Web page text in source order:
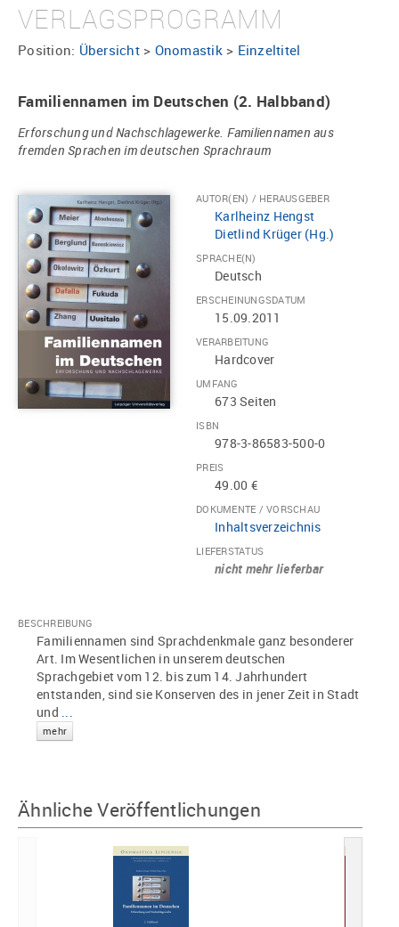
VERLAGSPROGRAMM
Position: Übersicht> Onomastik> Einzeltitel
Familiennamen im Deutschen (2. Halbband)
Erforschung und Nachschlagewerke. Familiennamen aus
fremden Sprachen im deutschen Sprachraum
AUTOR(EN) / HERAUSGEBER
Karlheinz Hengst
Dietlind Krüger (Hg.)
SPRACHE(N)
Deutsch
ERSCHEINUNGSDATUM
15.09.2011
VERARBEITUNG
Hardcover
UMFANG
673 Seiten
ISBN
978-3-86583-500-0
PREIS
49.00 €
DOKUMENTE / VORSCHAU
Inhaltsverzeichnis
LIEFERSTATUS
nicht mehr lieferbar
BESCHREIBUNG
Familiennamen sind Sprachdenkmale ganz besonderer
Art. Im Wesentlichen in unserem deutschen
Sprachgebiet vom 12. bis zum 14. Jahrhundert
entstanden, sind sie Konserven des in jener Zeit in Stadt
und ...
mehr
Ähnliche Veröffentlichungen